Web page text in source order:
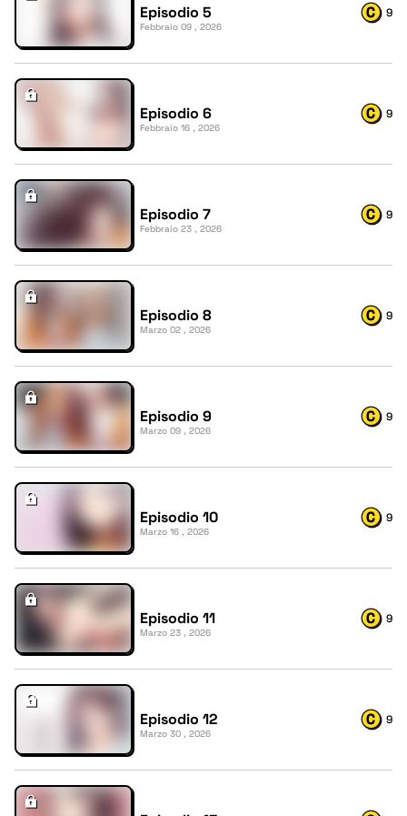
Episodio 5
Febbraio 09 , 2026
9
Episodio 6
Febbraio 16 , 2026
9
Episodio 7
Febbraio 23 , 2026
9
Episodio 8
Marzo 02 , 2026
9
Episodio 9
Marzo 09 , 2026
9
Episodio 10
Marzo 16 , 2026
9
Episodio 11
Marzo 23 , 2026
9
Episodio 12
Marzo 30 , 2026
9